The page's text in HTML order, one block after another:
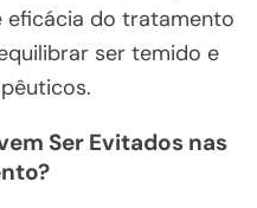
eficácia do tratamento
ser temido e
Ser Evitados nas